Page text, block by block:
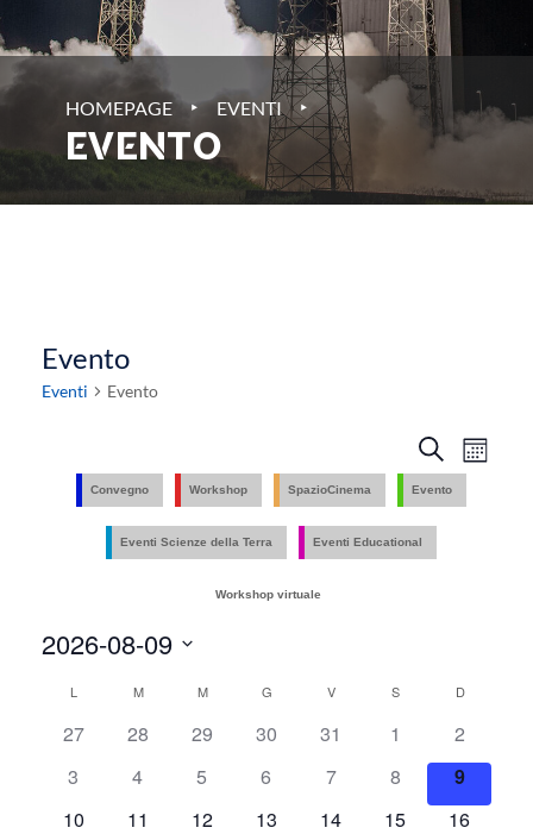
HOMEPAGE ‣ EVENTI ‣
EVENTO
Evento
Eventi Evento
Eventi
e
Cerca
Mese
Convegno Workshop SpazioCinema Evento
Eventi Scienze della Terra Eventi Educational
Workshop virtuale
2026-08-09
data.
Calendario
di
Eventi
L MMARTEDÌMMERCOLEDÌ
G GIOVEDÌVVENERDÌSSABATO D
27 28 29 30 31 1
2
3
4 5 6 7 8
9
10
11 12 13 14 15
16